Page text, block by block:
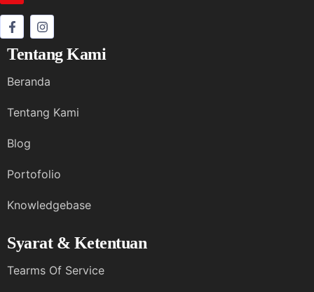
Tentang Kami
Beranda
Tentang Kami
Blog
Portofolio
Knowledgebase
Syarat & Ketentuan
Tearms Of Service